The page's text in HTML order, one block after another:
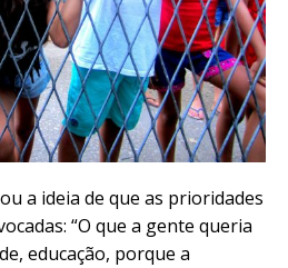
a ideia de que as prioridades
“O que a gente queria
educação, porque a